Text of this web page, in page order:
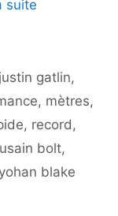
suite
justin gatlin,
, mètres,
, record ,
usain bolt,
yohan blake